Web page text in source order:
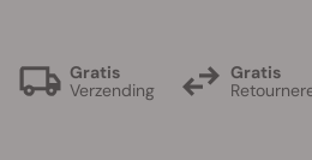
Gratis
Verzending
Gratis